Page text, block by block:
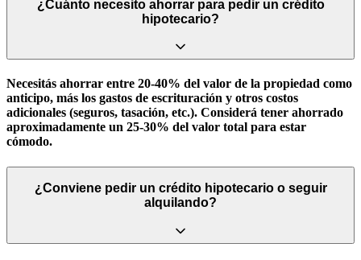
¿Cuánto necesito ahorrar para pedir un crédito
hipotecario?
Necesitás ahorrar entre 20-40% del valor de la propiedad como
anticipo, más los gastos de escrituración y otros costos
adicionales (seguros, tasación, etc.). Considerá tener ahorrado
aproximadamente un 25-30% del valor total para estar
cómodo.
¿Conviene pedir un crédito hipotecario o seguir
alquilando?